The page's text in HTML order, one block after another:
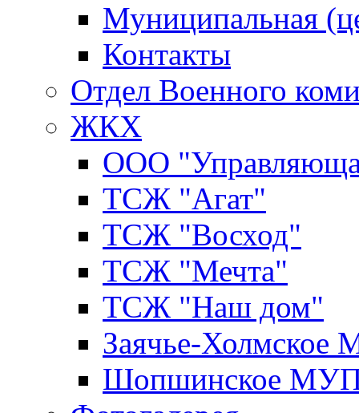
Муниципальная
Контакты
Отдел Военного
ЖКХ
ООО
ТСЖ "Агат"
ТСЖ "Восход"
ТСЖ "Мечта"
ТСЖ "Наш дом"
Заячье-
Шопшинское